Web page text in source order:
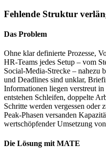
Fehlende Struktur
Das Problem
Ohne klar definierte Prozesse,
HR‑Teams jedes Setup – vom
Social‑Media‑Strecke –
und Deadlines sind unklar,
Informationen liegen verstreut
entstehen Schleifen, doppelte
Schritte werden vergessen oder
Peak‑Phasen versanden
wertschöpfender Umsetzung
Die Lösung mit MATE